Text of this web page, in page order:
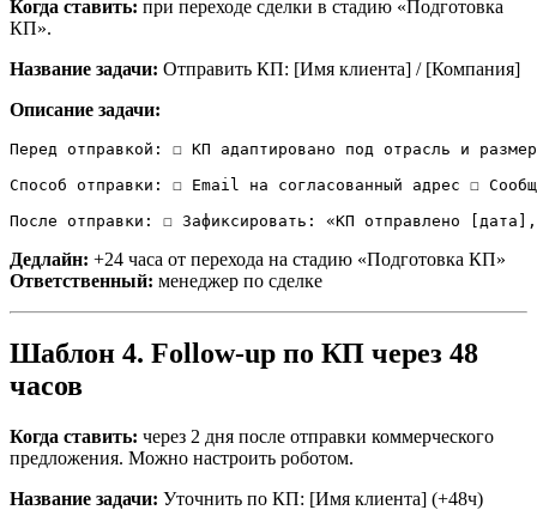
Когда ставить: при переходе сделки в стадию «Подготовка
КП».
Название задачи: Отправить КП: [Имя клиента] / [Компания]
Описание задачи:
Перед отправкой: ☐ КП адаптировано под отрасль и
Способ отправки: ☐ Email на согласованный адрес ☐
После отправки: ☐ Зафиксировать: «КП отправлено
Дедлайн: +24 часа от перехода на стадию «Подготовка КП»
Ответственный: менеджер по сделке
Шаблон 4. Follow-up по КП через 48
часов
Когда ставить: через 2 дня после отправки коммерческого
предложения. Можно настроить роботом.
Название задачи: Уточнить по КП: [Имя клиента] (+48ч)